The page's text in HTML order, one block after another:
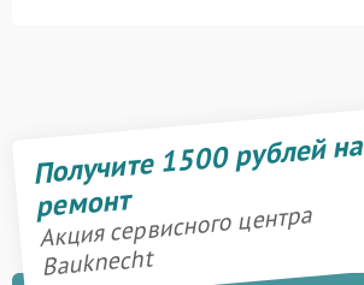
Получите 1500 рублей на
ремонт
Акция сервисного центра
Bauknecht